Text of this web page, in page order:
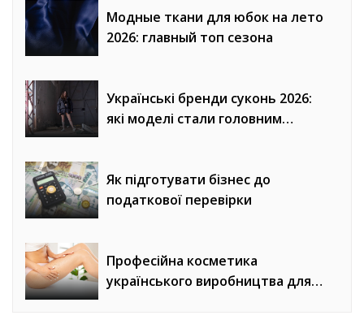
Модные ткани для юбок на лето
2026: главный топ сезона
Українські бренди суконь 2026:
які моделі стали головним
Як підготувати бізнес до
податкової перевірки
Професійна косметика
українського виробництва для